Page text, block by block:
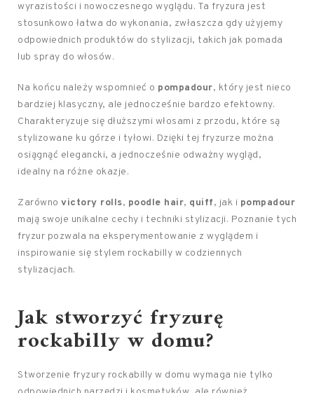
wyrazistości i nowoczesnego wyglądu. Ta fryzura jest
stosunkowo łatwa do wykonania, zwłaszcza gdy użyjemy
odpowiednich produktów do stylizacji, takich jak pomada
lub spray do włosów.
Na końcu należy wspomnieć o pompadour, który jest nieco
bardziej klasyczny, ale jednocześnie bardzo efektowny.
Charakteryzuje się dłuższymi włosami z przodu, które są
stylizowane ku górze i tyłowi. Dzięki tej fryzurze można
osiągnąć elegancki, a jednocześnie odważny wygląd,
idealny na różne okazje.
Zarówno victory rolls, poodle hair, quiff, jak i pompadour
mają swoje unikalne cechy i techniki stylizacji. Poznanie tych
fryzur pozwala na eksperymentowanie z wyglądem i
inspirowanie się stylem rockabilly w codziennych
stylizacjach.
Jak stworzyć fryzurę
rockabilly w domu?
Stworzenie fryzury rockabilly w domu wymaga nie tylko